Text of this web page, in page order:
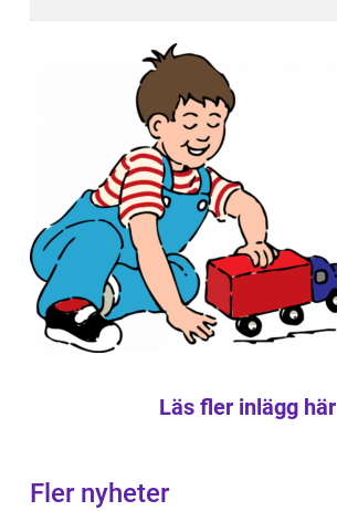
Läs fler inlägg här
Fler nyheter